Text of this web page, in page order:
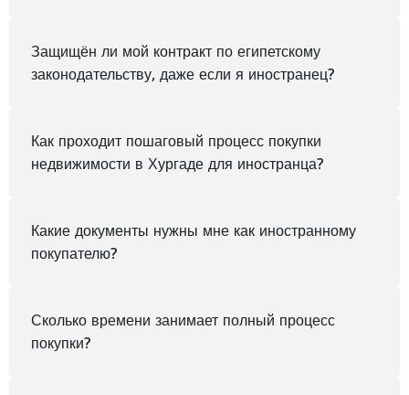
Защищён ли мой контракт по египетскому
законодательству, даже если я иностранец?
Как проходит пошаговый процесс покупки
недвижимости в Хургаде для иностранца?
Какие документы нужны мне как иностранному
покупателю?
Сколько времени занимает полный процесс
покупки?